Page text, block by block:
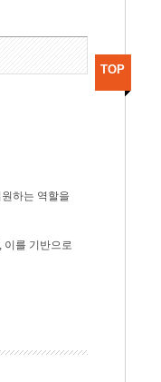
하는 역할을
이를 기반으로
TOP